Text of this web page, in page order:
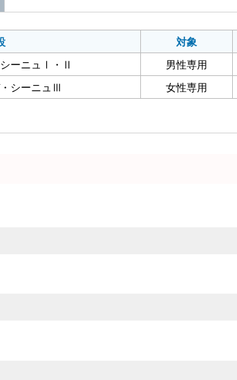
対象
ーニュⅠ・Ⅱ
男性専用
シーニュⅢ
女性専用